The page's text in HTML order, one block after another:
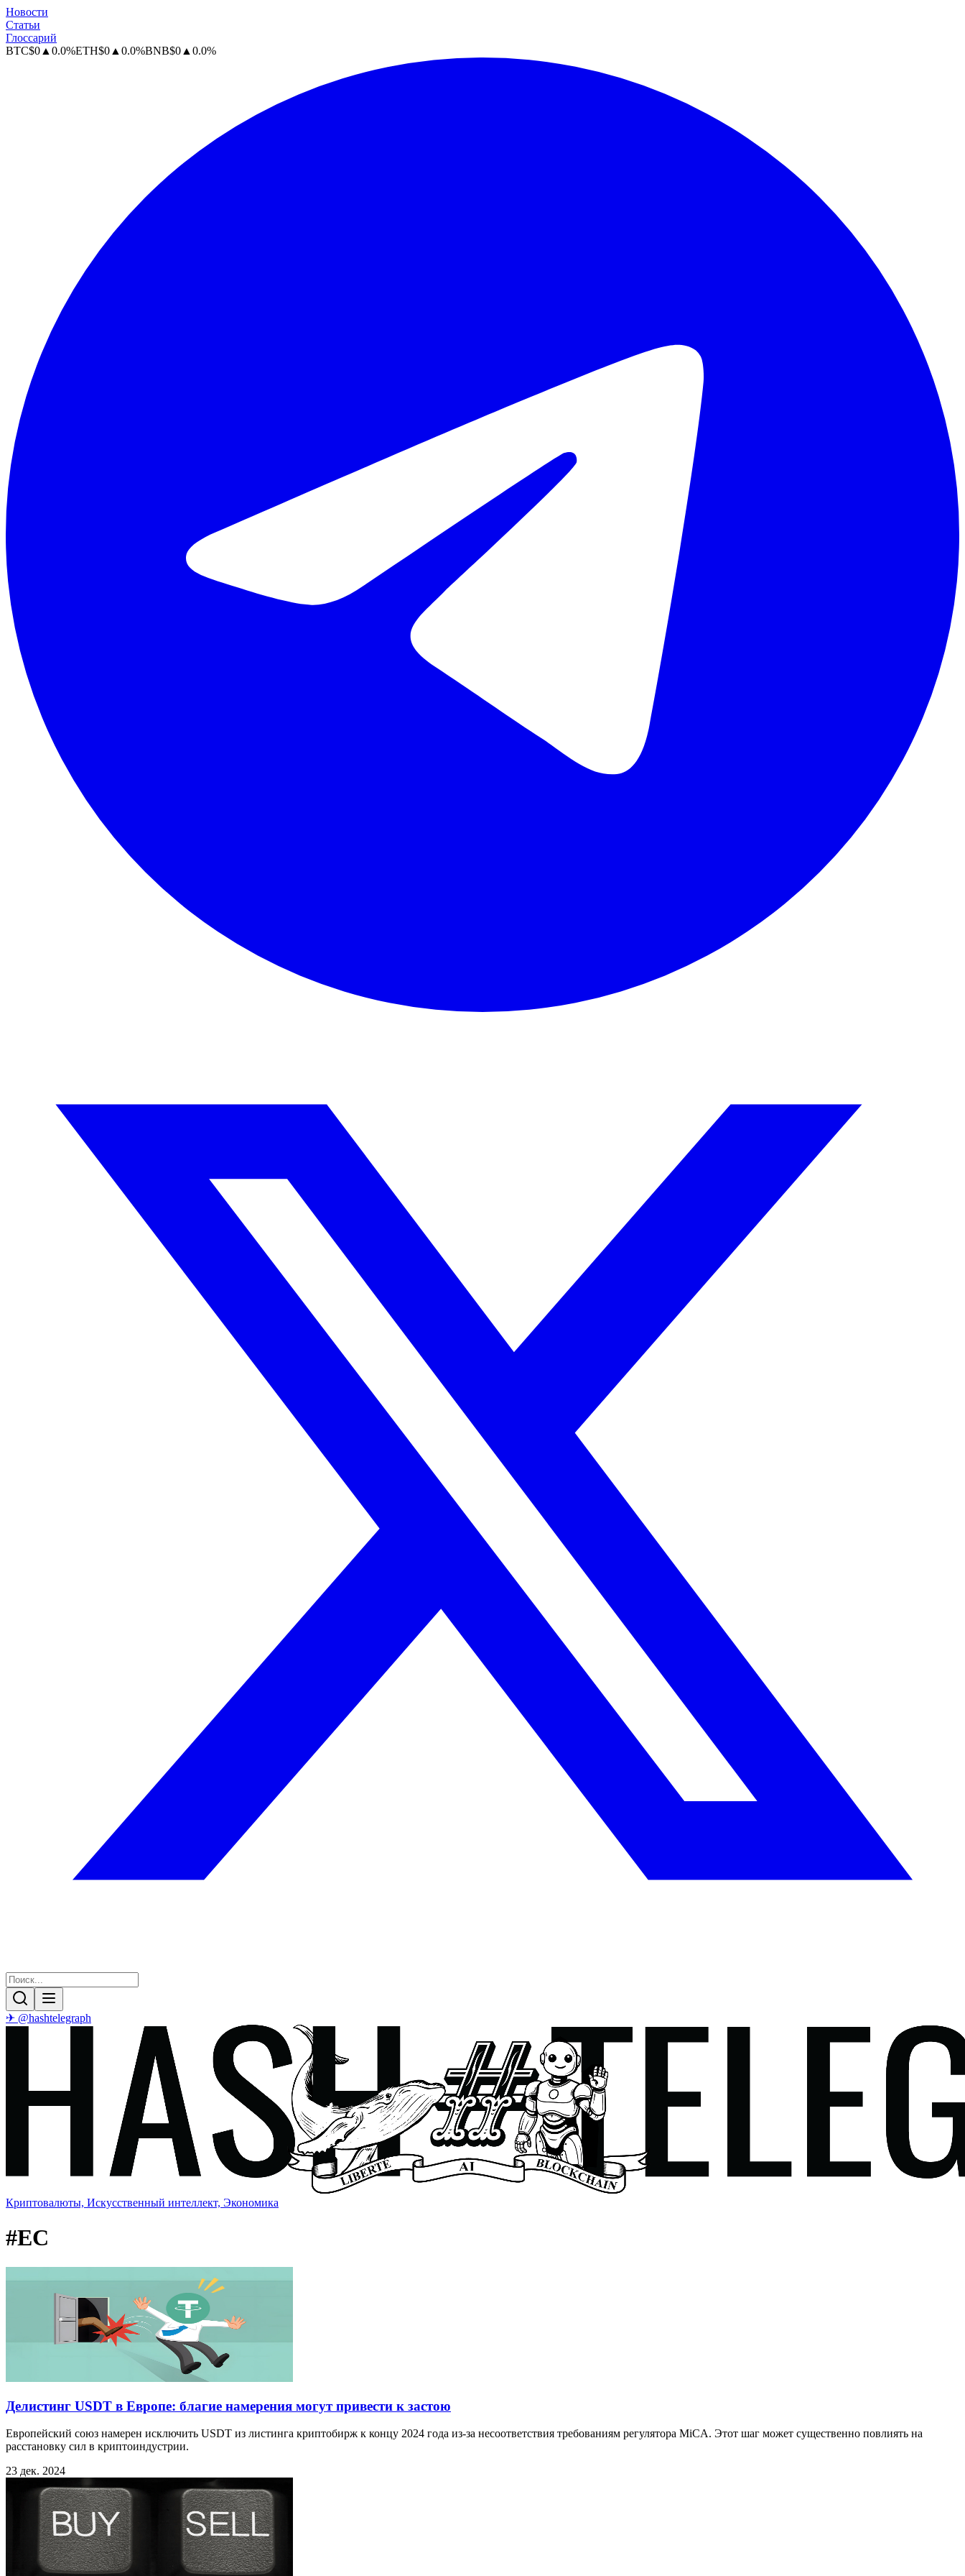
Новости
Статьи
Глоссарий
BTC$0 ▲ 0.0%ETH$0 ▲ 0.0%BNB$0 ▲ 0.0%
✈ @hashtelegraph
Криптовалюты, Искусственный интеллект, Экономика
#EC
Делистинг USDT в Европе: благие намерения могут привести к застою
Европейский союз намерен исключить USDT из листинга криптобирж к концу 2024 года из-за несоответствия требованиям регулятора MiCA. Этот шаг может существенно повлиять на
расстановку сил в криптоиндустрии.
23 дек. 2024